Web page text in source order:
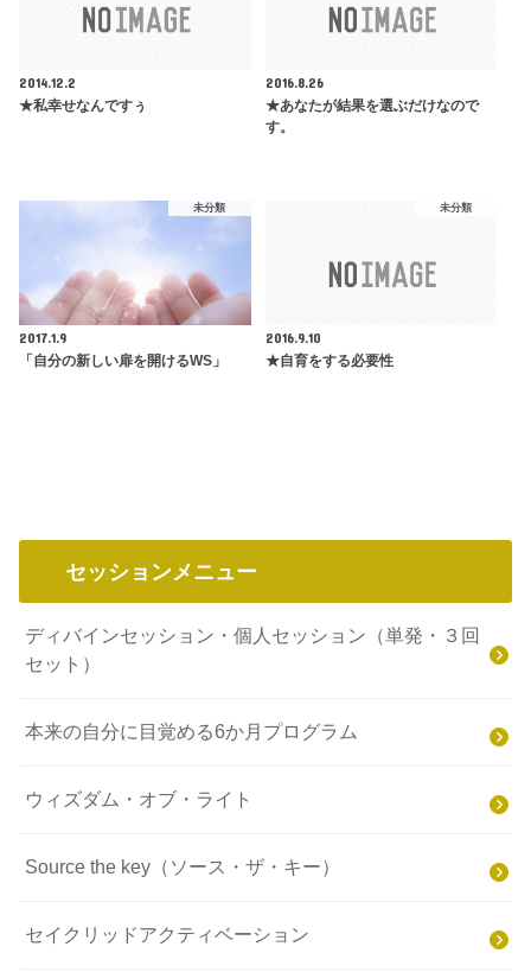
2014.12.2
★私幸せなんですぅ
2016.8.26
★あなたが結果を選ぶだけなので
す。
未分類
2017.1.9
「自分の新しい扉を開けるWS」
未分類
2016.9.10
★自育をする必要性
セッションメニュー
ディバインセッション・個人セッション（単発・３回
セット）
本来の自分に目覚める6か月プログラム
ウィズダム・オブ・ライト
Source the key（ソース・ザ・キー）
セイクリッドアクティベーション